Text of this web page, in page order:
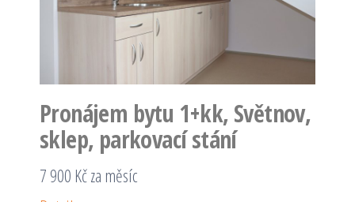
Pronájem bytu 1+kk, Světnov,
sklep, parkovací stání
7 900 Kč za měsíc